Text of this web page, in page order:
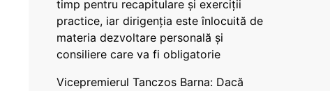
timp pentru recapitulare și exerciții
practice, iar dirigenția este înlocuită de
materia dezvoltare personală și
consiliere care va fi obligatorie
Vicepremierul Tanczos Barna: Dacă